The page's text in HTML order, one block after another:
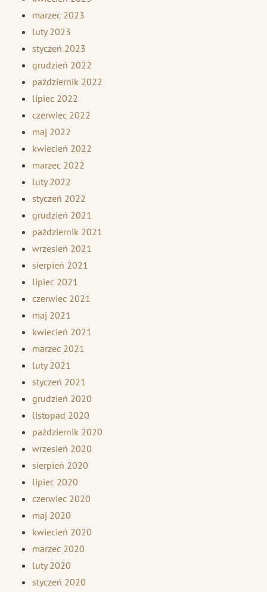
marzec 2023
luty 2023
styczeń 2023
grudzień 2022
październik 2022
lipiec 2022
czerwiec 2022
maj 2022
kwiecień 2022
marzec 2022
luty 2022
styczeń 2022
grudzień 2021
październik 2021
wrzesień 2021
sierpień 2021
lipiec 2021
czerwiec 2021
maj 2021
kwiecień 2021
marzec 2021
luty 2021
styczeń 2021
grudzień 2020
listopad 2020
październik 2020
wrzesień 2020
sierpień 2020
lipiec 2020
czerwiec 2020
maj 2020
kwiecień 2020
marzec 2020
luty 2020
styczeń 2020